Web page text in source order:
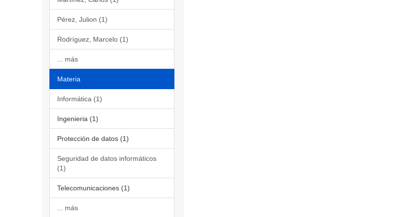
Pérez, Julion (1)
Rodríguez, Marcelo (1)
... más
Materia
Informática (1)
Ingenieria (1)
Protección de datos (1)
Seguridad de datos informáticos
(1)
Telecomunicaciones (1)
... más